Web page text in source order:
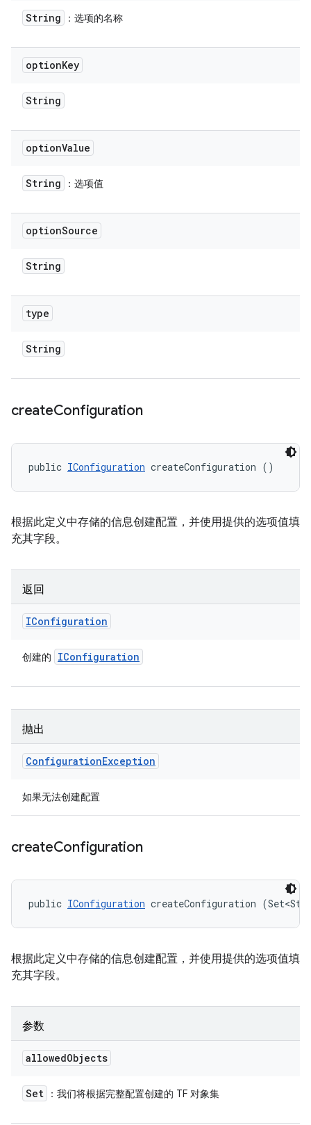
String ：选项的名称
optionKey
String
optionValue
String ：选项值
optionSource
String
type
String
createConfiguration
public IConfiguration createConfiguration ()
根据此定义中存储的信息创建配置，并使用提供的选项值填
充其字段。
返回
IConfiguration
创建的 IConfiguration
抛出
ConfigurationException
如果无法创建配置
createConfiguration
public IConfiguration createConfiguration
根据此定义中存储的信息创建配置，并使用提供的选项值填
充其字段。
参数
allowedObjects
Set ：我们将根据完整配置创建的 TF 对象集